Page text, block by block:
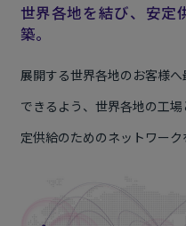
世界各地を結び、安定
築。
展開する世界各地のお客様
できるよう、世界各地の工
定供給のためのネットワーク